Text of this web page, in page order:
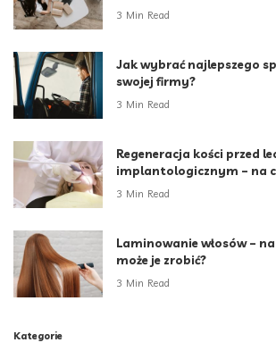
3 Min Read
Jak wybrać najlepszego
swojej firmy?
3 Min Read
Regeneracja kości przed
implantologicznym – na
3 Min Read
Laminowanie włosów –
może je zrobić?
3 Min Read
Kategorie